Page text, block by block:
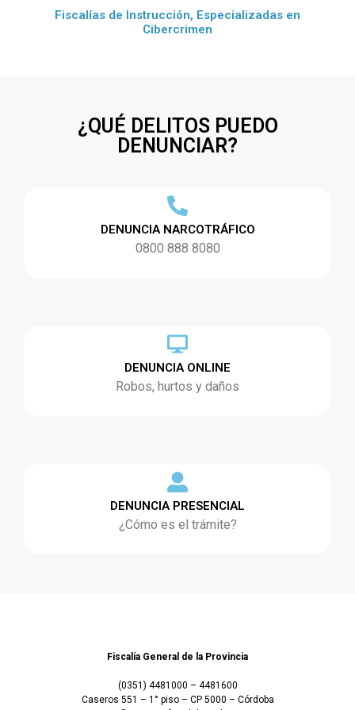
Fiscalías de Instrucción, Especializadas en
Cibercrimen
¿QUÉ DELITOS PUEDO
DENUNCIAR?
DENUNCIA NARCOTRÁFICO
0800 888 8080
DENUNCIA ONLINE
Robos, hurtos y daños
DENUNCIA PRESENCIAL
¿Cómo es el trámite?
Fiscalía General de la Provincia
(0351) 4481000 – 4481600
Caseros 551 – 1° piso – CP 5000 – Córdoba